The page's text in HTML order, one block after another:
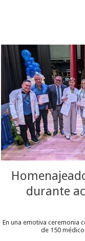
durante
En una emotiva ceremonia
de 150